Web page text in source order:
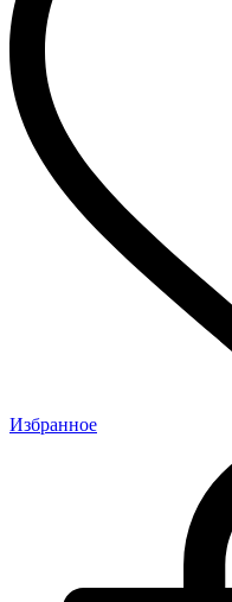
Избранное